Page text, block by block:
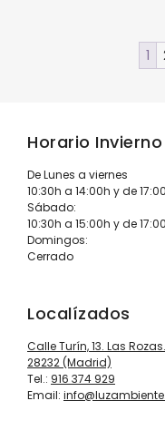
1
Horario Invierno
De Lunes a viernes
10:30h a 14:00h y de
Sábado:
10:30h a 15:00h y de
Domingos:
Cerrado
Localízados
Calle Turín, 13. Las Rozas.
28232 (Madrid)
Tel.: 916 374 929
Email: